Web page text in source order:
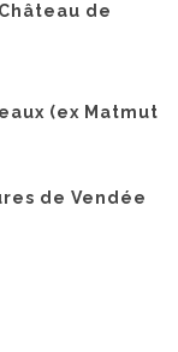
de
(ex Matmut
de Vendée